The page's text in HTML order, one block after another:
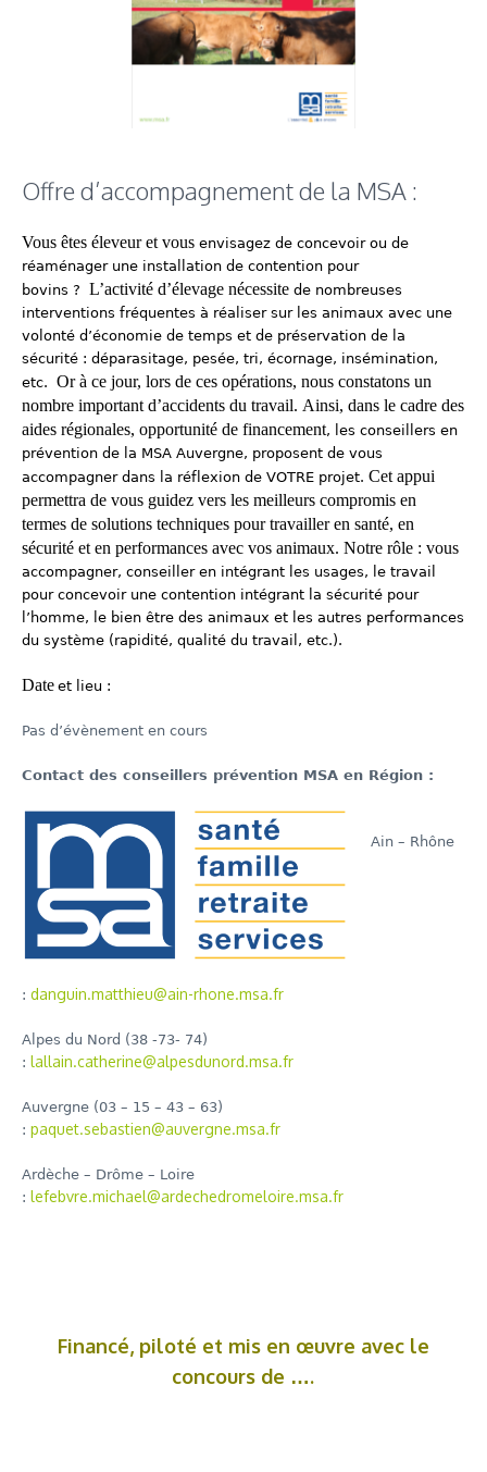
Offre d’accompagnement de la MSA :
Vous êtes éleveur et vousenvisagezde concevoir ou de
réaménager une installation decontention pour
bovins ? L’activité d’élevage nécessitede nombreuses
interventions fréquentes à réaliser sur les animaux avec une
volonté d’économie de temps et de préservation de la
sécurité : déparasitage, pesée, tri, écornage, insémination,
etc.
Or à ce jour, lors de ces opérations, nous constatons un
nombre important d’accidents du travail. Ainsi, dans le cadre des
aides régionales, opportunité de financement, les conseillers en
prévention de la MSA Auvergne, proposent de vous
accompagner dans la réflexion de VOTRE projet. Cet appui
permettra de vous guidez vers les meilleurs compromis en
termes de solutions techniques pour travailler en santé, en
sécurité et en performances avec vos animaux. Notre rôle : vous
accompagner, conseiller en intégrant les usages, le travail
pour concevoir une contention intégrant la sécurité pour
l’homme, le bien être des animaux et les autres performances
du système (rapidité, qualité du travail, etc.).
Dateet lieu :
Pas d’évènement en cours
Contact des conseillers prévention MSA en Région :
Ain – Rhône
:danguin.matthieu@ain-rhone.msa.fr
Alpes du Nord (38 -73- 74)
:lallain.catherine@alpesdunord.msa.fr
Auvergne (03 – 15 – 43 – 63)
:paquet.sebastien@auvergne.msa.fr
Ardèche – Drôme – Loire
:lefebvre.michael@ardechedromeloire.msa.fr
Financé, piloté et mis en œuvre avec le
concours de ….